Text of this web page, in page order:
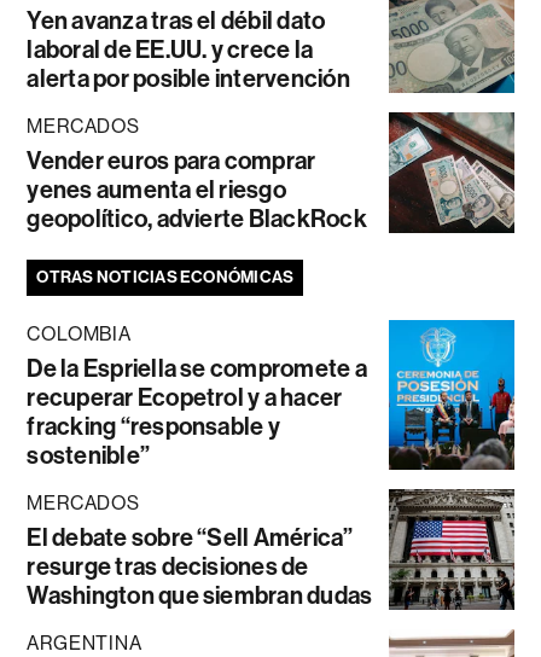
Yen avanza tras el débil dato
laboral de EE.UU. y crece la
alerta por posible intervención
MERCADOS
Vender euros para comprar
yenes aumenta el riesgo
geopolítico, advierte BlackRock
OTRAS NOTICIAS ECONÓMICAS
COLOMBIA
De la Espriella se compromete a
recuperar Ecopetrol y a hacer
fracking “responsable y
sostenible”
MERCADOS
El debate sobre “Sell América”
resurge tras decisiones de
Washington que siembran dudas
ARGENTINA